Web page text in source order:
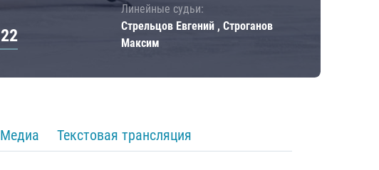
22
Линейные судьи:
Стрельцов Евгений , Строганов
Максим
Медиа Текстовая трансляция